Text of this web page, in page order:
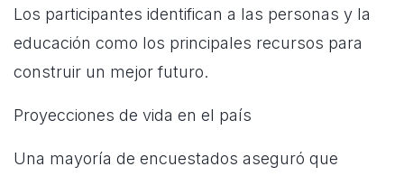
Los participantes identifican a las personas y la
educación como los principales recursos para
construir un mejor futuro.
Proyecciones de vida en el país
Una mayoría de encuestados aseguró que